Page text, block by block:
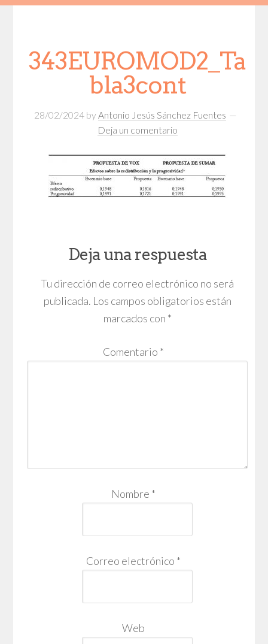
343EUROMOD2_Ta
bla3cont
28/02/2024 by Antonio Jesús Sánchez Fuentes
Deja un comentario
Deja una respuesta
Tu dirección de correo electrónico no será
publicada. Los campos obligatorios están
marcados con *
Comentario *
Nombre *
Correo electrónico *
Web